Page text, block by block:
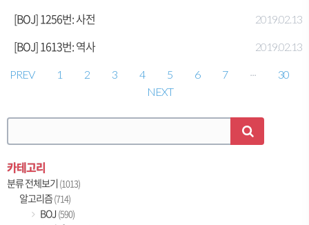
[BOJ] 1256번: 사전 2019.02.13
[BOJ] 1613번: 역사 2019.02.13
PREV 1 2 3 4 5 6 7 ···
30
NEXT
카테고리
분류 전체보기(1013)
알고리즘(714)
BOJ (590)